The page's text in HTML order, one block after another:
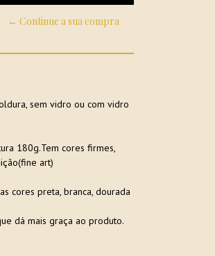
← Continue a sua compra
sem vidro ou com vidro
180g.Tem cores firmes,
art)
cores preta, branca, dourada
dá mais graça ao produto.